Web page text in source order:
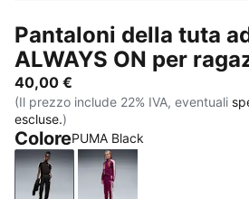
Pantaloni della tuta
ALWAYS ON per
40,00 €
(Il prezzo include 22% IVA, eventuali
escluse.)
ColorePUMA Black
PUMA BlackFuchsia Glow